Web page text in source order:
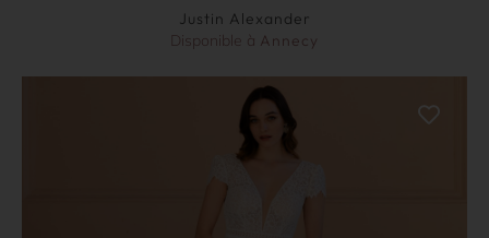
Justin Alexander
Disponible à Annecy